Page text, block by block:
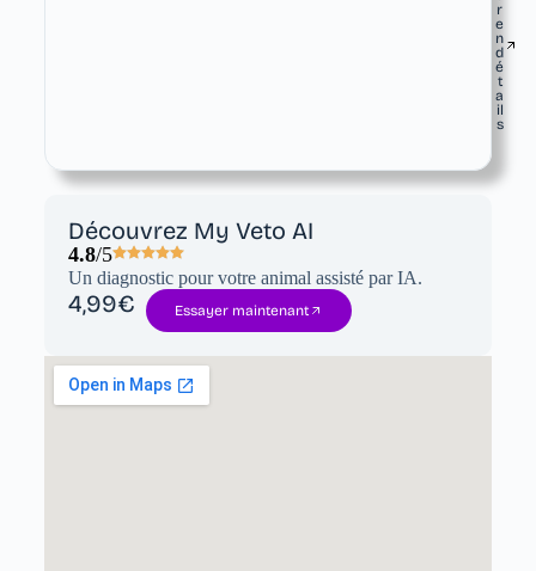
r
e
n
d
é
t
a
il
s
Découvrez My Veto AI
4.8/5
Un diagnostic pour votre animal assisté par IA.
4,99€ Essayer maintenant